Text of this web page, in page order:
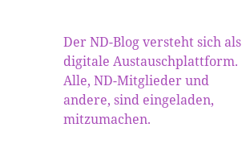
Der ND-Blog versteht sich als
digitale Austauschplattform.
Alle, ND-Mitglieder und
andere, sind eingeladen,
mitzumachen.